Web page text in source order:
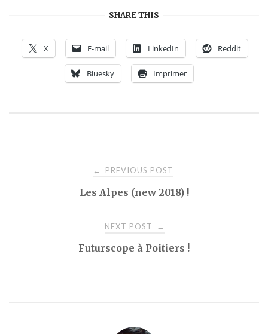
SHARE THIS
X E-mail LinkedIn Reddit
Bluesky Imprimer
navigation
← PREVIOUS POST
Les Alpes (new 2018) !
NEXT POST →
Futurscope à Poitiers !